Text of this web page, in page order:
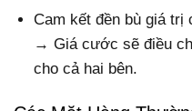
Cam kết đền bù giá trị
→ Giá cước sẽ điều
cho cả hai bên.